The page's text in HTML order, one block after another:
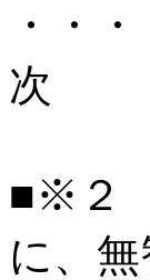
・・
次
■※２
に、